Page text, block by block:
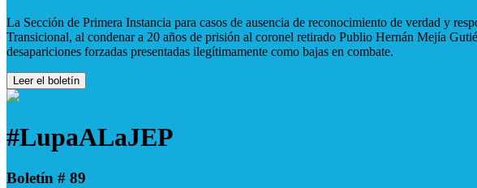
La Sección de Primera Instancia para casos de ausencia de reconocimiento de verdad y
Transicional, al condenar a 20 años de prisión al coronel retirado Publio Hernán Mejía
desapariciones forzadas presentadas ilegítimamente como bajas en combate.
Leer el boletín
#LupaALaJEP
Boletín # 89